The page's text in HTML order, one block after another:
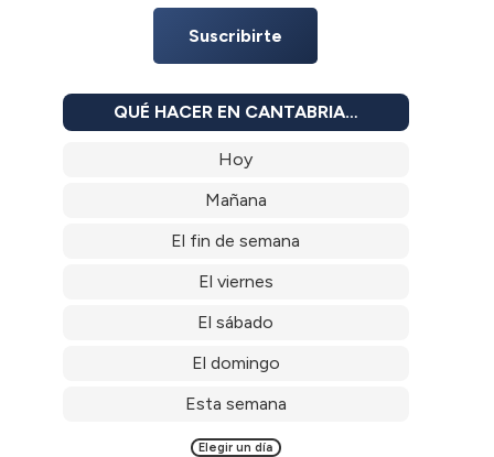
Suscribirte
QUÉ HACER EN CANTABRIA…
Hoy
Mañana
El fin de semana
El viernes
El sábado
El domingo
Esta semana
Elegir un día